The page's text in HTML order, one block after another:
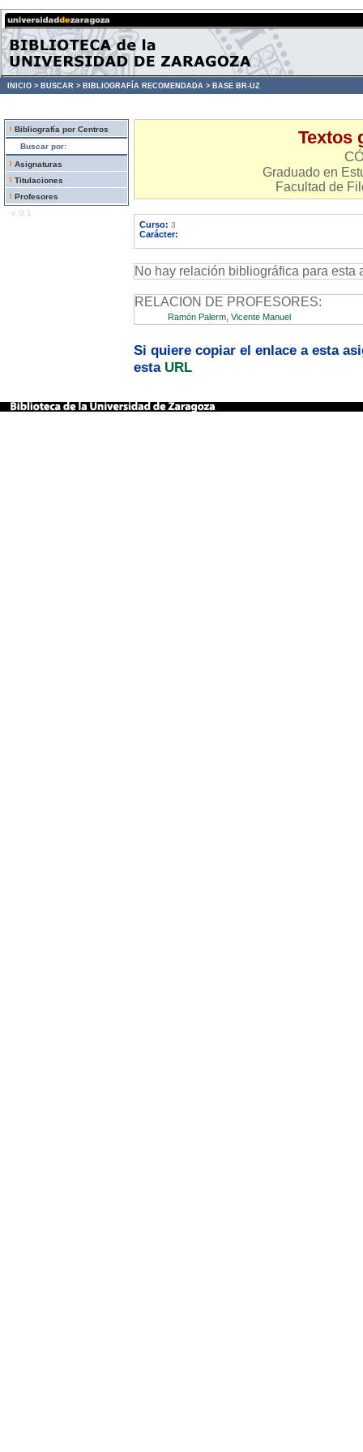
INICIO > BUSCAR > BIBLIOGRAFÍA RECOMENDADA > BASE BR-UZ
Bibliografía por Centros
Buscar por:
Asignaturas
Titulaciones
Profesores
v. 0.1
Textos
Graduado en
Facultad de
Curso: 3
Carácter:
No hay relación bibliográfica para esta
RELACION DE PROFESORES:
Ramón Palerm, Vicente Manuel
Si quiere copiar el enlace a esta
esta URL